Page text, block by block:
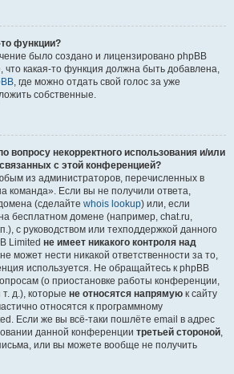
функции?
было создано и лицензировано phpBB
что какая-то функция должна быть добавлена,
, где можно отдать свой голос за уже
собственные.
вопросу некорректного использования и/или
с этой конференцией?
из администраторов, перечисленных в
команда». Если вы не получили ответа,
(сделайте whois lookup) или, если
бесплатном домене (например, chat.ru,
с руководством или техподдержкой данного
Limited не имеет никакого контроля над
может нести никакой ответственности за то,
используется. Не обращайтесь к phpBB
(о приостановке работы конференции,
д.), которые не относятся напрямую к сайту
относятся к программному
Если же вы всё-таки пошлёте email в адрес
данной конференции третьей стороной,
или вы можете вообще не получить